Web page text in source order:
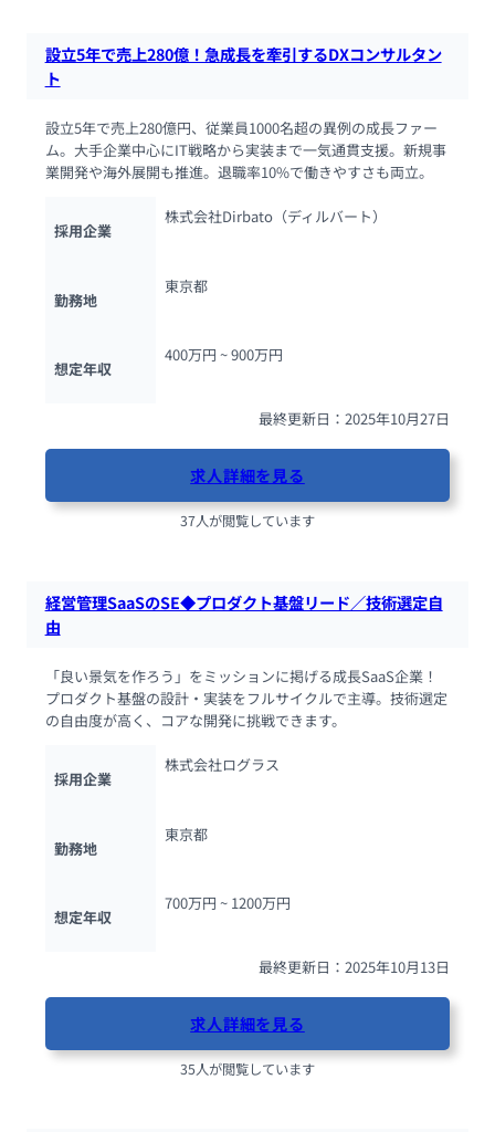
設立5年で売上280億！急成長を牽引するDXコンサルタン
ト
設立5年で売上280億円、従業員1000名超の異例の成長ファー
ム。大手企業中心にIT戦略から実装まで一気通貫支援。新規事
業開発や海外展開も推進。退職率10%で働きやすさも両立。
採用企業
株式会社Dirbato（ディルバート）
勤務地
東京都
想定年収
400万円 ~ 900万円
最終更新日：2025年10月27日
求人詳細を見る
37人が閲覧しています
経営管理SaaSのSE◆プロダクト基盤リード／技術選定自
由
「良い景気を作ろう」をミッションに掲げる成長SaaS企業！
プロダクト基盤の設計・実装をフルサイクルで主導。技術選定
の自由度が高く、コアな開発に挑戦できます。
採用企業
株式会社ログラス
勤務地
東京都
想定年収
700万円 ~ 1200万円
最終更新日：2025年10月13日
求人詳細を見る
35人が閲覧しています